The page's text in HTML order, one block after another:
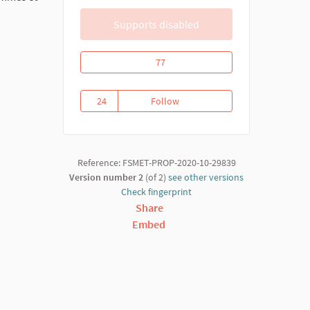
Supports disabled
Riposte communautaire contre la
77
24
24 followers
FollowRiposte communautaire contre
Reference: FSMET-PROP-2020-10-29839
Version number 2 (of 2) see other versions
Check fingerprint
Share
Embed